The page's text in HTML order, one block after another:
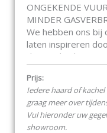
ONGEKENDE
MINDER
We hebben ons bij
laten inspireren
dansende
warmte van vuur.
haast als vanzelf
aangewakkerd.
doen wat we
elkaar brengen
Prijs:
Iedere haard of
graag meer over
Vul hieronder uw
showroom.